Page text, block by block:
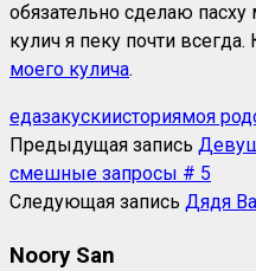
обязательно сделаю
кулич я пеку почти
моего кулича.
едазакускиисториямоя
Предыдущая запись
смешные запросы # 5
Следующая запись Дядя
Noory San